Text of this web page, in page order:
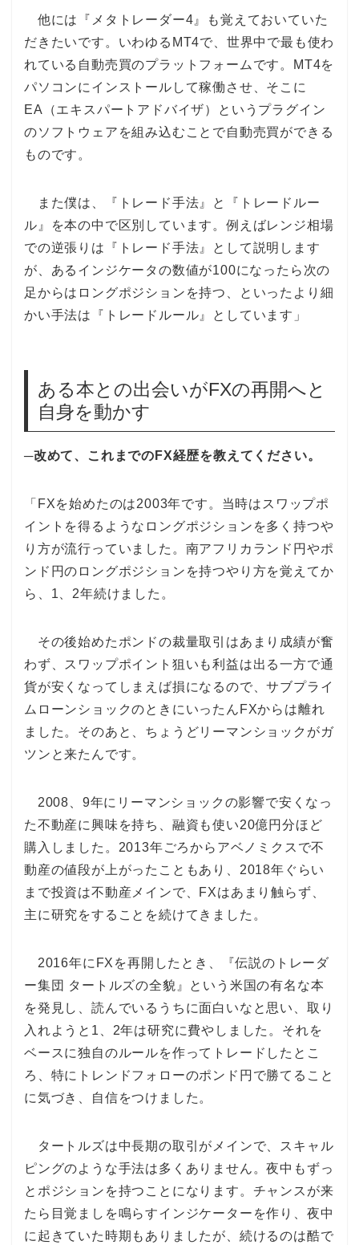
他には『メタトレーダー4』も覚えておいていた
だきたいです。いわゆるMT4で、世界中で最も使わ
れている自動売買のプラットフォームです。MT4を
パソコンにインストールして稼働させ、そこに
EA（エキスパートアドバイザ）というプラグイン
のソフトウェアを組み込むことで自動売買ができる
ものです。
また僕は、『トレード手法』と『トレードルー
ル』を本の中で区別しています。例えばレンジ相場
での逆張りは『トレード手法』として説明します
が、あるインジケータの数値が100になったら次の
足からはロングポジションを持つ、といったより細
かい手法は『トレードルール』としています」
ある本との出会いがFXの再開へと
自身を動かす
─改めて、これまでのFX経歴を教えてください。
「FXを始めたのは2003年です。当時はスワップポ
イントを得るようなロングポジションを多く持つや
り方が流行っていました。南アフリカランド円やポ
ンド円のロングポジションを持つやり方を覚えてか
ら、1、2年続けました。
その後始めたポンドの裁量取引はあまり成績が奮
わず、スワップポイント狙いも利益は出る一方で通
貨が安くなってしまえば損になるので、サブプライ
ムローンショックのときにいったんFXからは離れ
ました。そのあと、ちょうどリーマンショックがガ
ツンと来たんです。
2008、9年にリーマンショックの影響で安くなっ
た不動産に興味を持ち、融資も使い20億円分ほど
購入しました。2013年ごろからアベノミクスで不
動産の値段が上がったこともあり、2018年ぐらい
まで投資は不動産メインで、FXはあまり触らず、
主に研究をすることを続けてきました。
2016年にFXを再開したとき、『伝説のトレーダ
ー集団 タートルズの全貌』という米国の有名な本
を発見し、読んでいるうちに面白いなと思い、取り
入れようと1、2年は研究に費やしました。それを
ベースに独自のルールを作ってトレードしたとこ
ろ、特にトレンドフォローのポンド円で勝てること
に気づき、自信をつけました。
タートルズは中長期の取引がメインで、スキャル
ピングのような手法は多くありません。夜中もずっ
とポジションを持つことになります。チャンスが来
たら目覚ましを鳴らすインジケーターを作り、夜中
に起きていた時期もありましたが、続けるのは酷で